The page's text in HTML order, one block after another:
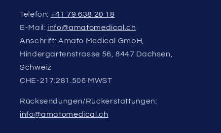
Telefon: +41 79 638 20 18
E-Mail: info@amatomedical.ch
Anschrift: Amato Medical GmbH,
Hindergartenstrasse 56, 8447 Dachsen,
Schweiz
CHE-217.281.506 MWST
Rücksendungen/Rückerstattungen:
info@amatomedical.ch